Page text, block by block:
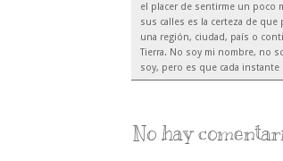
el placer de sentirme un poco
sus calles es la certeza de
una región, ciudad, país o
Tierra. No soy mi nombre, no
soy, pero es que cada
No hay